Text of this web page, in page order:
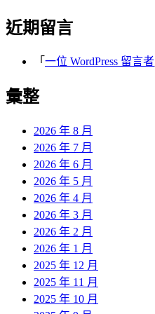
近期留言
「 一位 WordPress 留言者
彙整
2026 年 8 月
2026 年 7 月
2026 年 6 月
2026 年 5 月
2026 年 4 月
2026 年 3 月
2026 年 2 月
2026 年 1 月
2025 年 12 月
2025 年 11 月
2025 年 10 月